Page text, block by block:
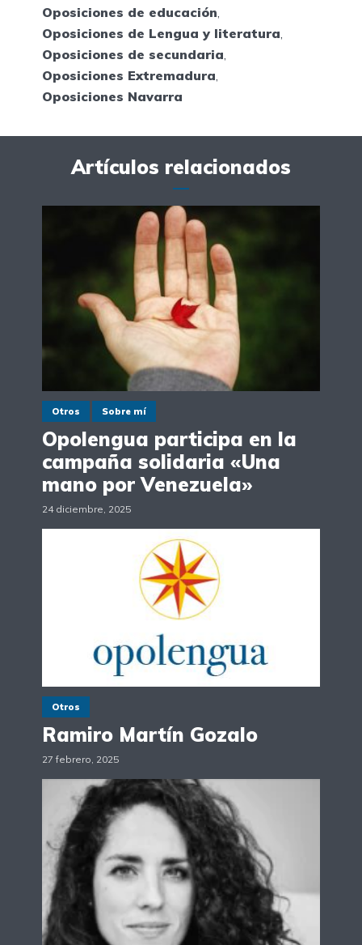
Oposiciones de educación,
Oposiciones de Lengua y literatura,
Oposiciones de secundaria,
Oposiciones Extremadura,
Oposiciones Navarra
Artículos relacionados
Otros Sobre mí
Opolengua participa en la
campaña solidaria «Una
mano por Venezuela»
24 diciembre, 2025
Otros
Ramiro Martín Gozalo
27 febrero, 2025